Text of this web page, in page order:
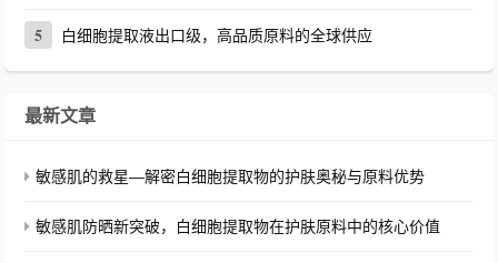
5 白细胞提取液出口级，高品质原料的全球供应
最新文章
敏感肌的救星—解密白细胞提取物的护肤奥秘与原料优势
敏感肌防晒新突破，白细胞提取物在护肤原料中的核心价值